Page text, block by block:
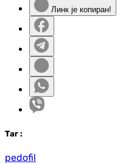
Линк је копиран!
Таг :
pedofil